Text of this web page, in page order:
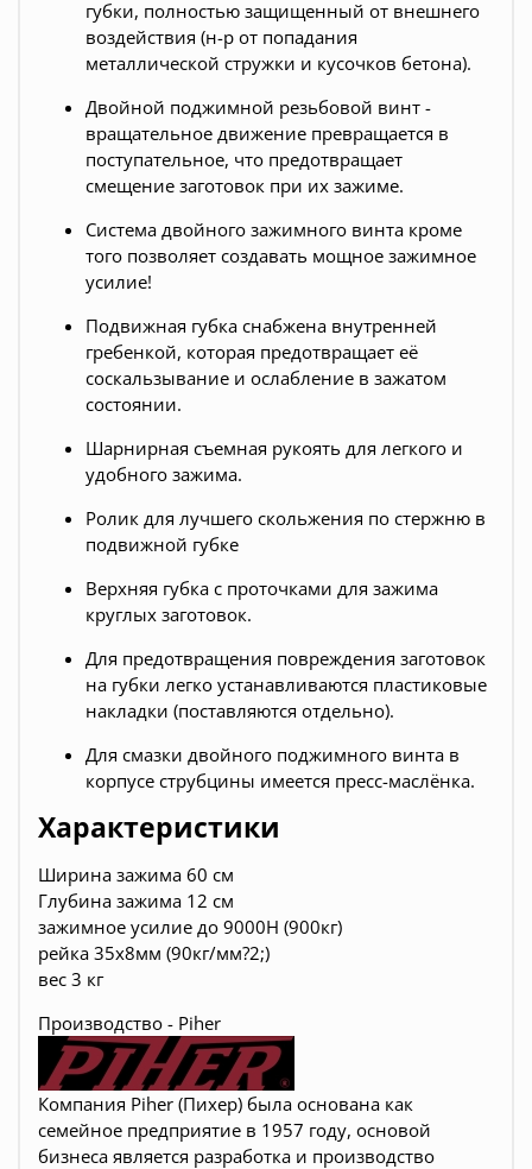
губки, полностью защищенный от внешнего
воздействия (н-р от попадания
металлической стружки и кусочков бетона).
Двойной поджимной резьбовой винт -
вращательное движение превращается в
поступательное, что предотвращает
смещение заготовок при их зажиме.
Система двойного зажимного винта кроме
того позволяет создавать мощное зажимное
усилие!
Подвижная губка снабжена внутренней
гребенкой, которая предотвращает её
соскальзывание и ослабление в зажатом
состоянии.
Шарнирная съемная рукоять для легкого и
удобного зажима.
Ролик для лучшего скольжения по стержню в
подвижной губке
Верхняя губка с проточками для зажима
круглых заготовок.
Для предотвращения повреждения заготовок
на губки легко устанавливаются пластиковые
накладки (поставляются отдельно).
Для смазки двойного поджимного винта в
корпусе струбцины имеется пресс-маслёнка.
Характеристики
Ширина зажима 60 см
Глубина зажима 12 см
зажимное усилие до 9000Н (900кг)
рейка 35х8мм (90кг/мм?2;)
вес 3 кг
Производство - Piher
Компания Piher (Пихер) была основана как
семейное предприятие в 1957 году, основой
бизнеса является разработка и производство